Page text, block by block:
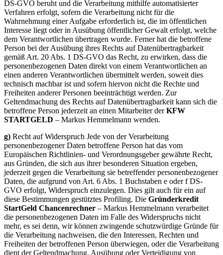
DS-GVO beruht und die Verarbeitung mithilfe automatisierter
Verfahren erfolgt, sofern die Verarbeitung nicht für die
Wahrnehmung einer Aufgabe erforderlich ist, die im öffentlichen
Interesse liegt oder in Ausübung öffentlicher Gewalt erfolgt, welche
dem Verantwortlichen übertragen wurde. Ferner hat die betroffene
Person bei der Ausübung ihres Rechts auf Datenübertragbarkeit
gemäß Art. 20 Abs. 1 DS-GVO das Recht, zu erwirken, dass die
personenbezogenen Daten direkt von einem Verantwortlichen an
einen anderen Verantwortlichen übermittelt werden, soweit dies
technisch machbar ist und sofern hiervon nicht die Rechte und
Freiheiten anderer Personen beeinträchtigt werden. Zur
Geltendmachung des Rechts auf Datenübertragbarkeit kann sich die
betroffene Person jederzeit an einen Mitarbeiter derKFW
STARTGELD – Markus Hemmelmann wenden.
g) Recht auf Widerspruch Jede von der Verarbeitung
personenbezogener Daten betroffene Person hat das vom
Europäischen Richtlinien- und Verordnungsgeber gewährte Recht,
aus Gründen, die sich aus ihrer besonderen Situation ergeben,
jederzeit gegen die Verarbeitung sie betreffender personenbezogener
Daten, die aufgrund von Art. 6 Abs. 1 Buchstaben e oder f DS-
GVO erfolgt, Widerspruch einzulegen. Dies gilt auch für ein auf
diese Bestimmungen gestütztes Profiling. Die Gründerkredit
StartGeld Chancenrechner – Markus Hemmelmann verarbeitet
die personenbezogenen Daten im Falle des Widerspruchs nicht
mehr, es sei denn, wir können zwingende schutzwürdige Gründe für
die Verarbeitung nachweisen, die den Interessen, Rechten und
Freiheiten der betroffenen Person überwiegen, oder die Verarbeitung
dient der Geltendmachung, Ausübung oder Verteidigung von